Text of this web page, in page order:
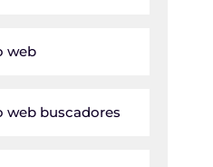
web
buscadores